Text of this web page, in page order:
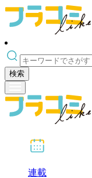
検索
連載